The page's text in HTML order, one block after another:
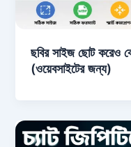
ছবির সাইজ ছোট করেও
(ওয়েবসাইটের জন্য)